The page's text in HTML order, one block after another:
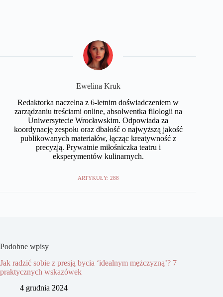
Ewelina Kruk
Redaktorka naczelna z 6-letnim doświadczeniem w
zarządzaniu treściami online, absolwentka filologii na
Uniwersytecie Wrocławskim. Odpowiada za
koordynację zespołu oraz dbałość o najwyższą jakość
publikowanych materiałów, łącząc kreatywność z
precyzją. Prywatnie miłośniczka teatru i
eksperymentów kulinarnych.
ARTYKUŁY: 288
Podobne wpisy
Jak radzić sobie z presją bycia ‘idealnym mężczyzną’? 7
praktycznych wskazówek
4 grudnia 2024